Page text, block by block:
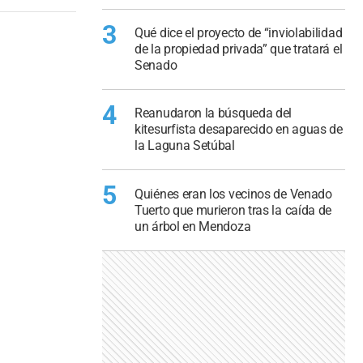
3
Qué dice el proyecto de “inviolabilidad
de la propiedad privada” que tratará el
Senado
4
Reanudaron la búsqueda del
kitesurfista desaparecido en aguas de
la Laguna Setúbal
5
Quiénes eran los vecinos de Venado
Tuerto que murieron tras la caída de
un árbol en Mendoza